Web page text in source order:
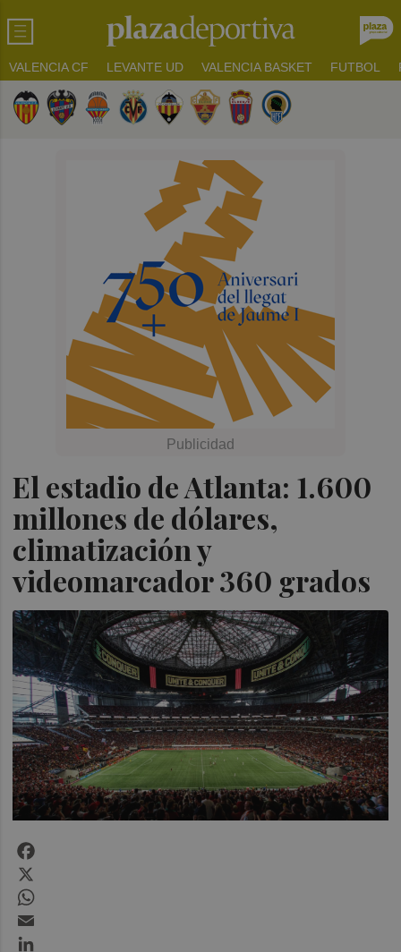
VALENCIA CF LEVANTE UD VALENCIA BASKET FUTBOL
El estadio de Atlanta: 1.600
millones de dólares,
climatización y
videomarcador 360 grados